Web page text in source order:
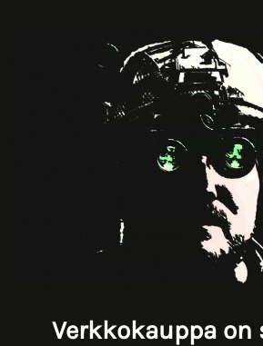
Verkkokauppa